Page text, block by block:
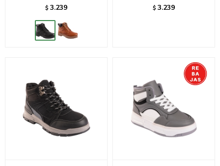
$ 3.239 $ 3.239